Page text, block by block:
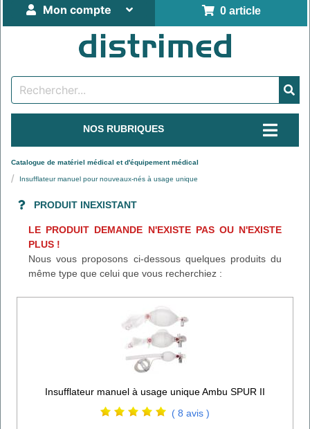
0 article
Mon compte
NOS RUBRIQUES
Catalogue de matériel médical et d'équipement médical
Insufflateur manuel pour nouveaux-nés à usage unique
PRODUIT INEXISTANT
LE PRODUIT DEMANDE N'EXISTE PAS OU N'EXISTE
PLUS !
Nous vous proposons ci-dessous quelques produits du
même type que celui que vous recherchiez :
Insufflateur manuel à usage unique Ambu SPUR II
( 8 avis )